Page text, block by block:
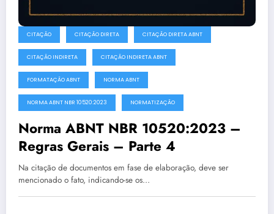
CITAÇÃO CITAÇÃO DIRETA CITAÇÃO DIRETA ABNT
CITAÇÃO INDIRETA CITAÇÃO INDIRETA ABNT
FORMATAÇÃO ABNT NORMA ABNT
NORMA ABNT NBR 10520:2023 NORMATIZAÇÃO
Norma ABNT NBR 10520:2023 –
Regras Gerais – Parte 4
Na citação de documentos em fase de elaboração, deve ser
mencionado o fato, indicando-se os…